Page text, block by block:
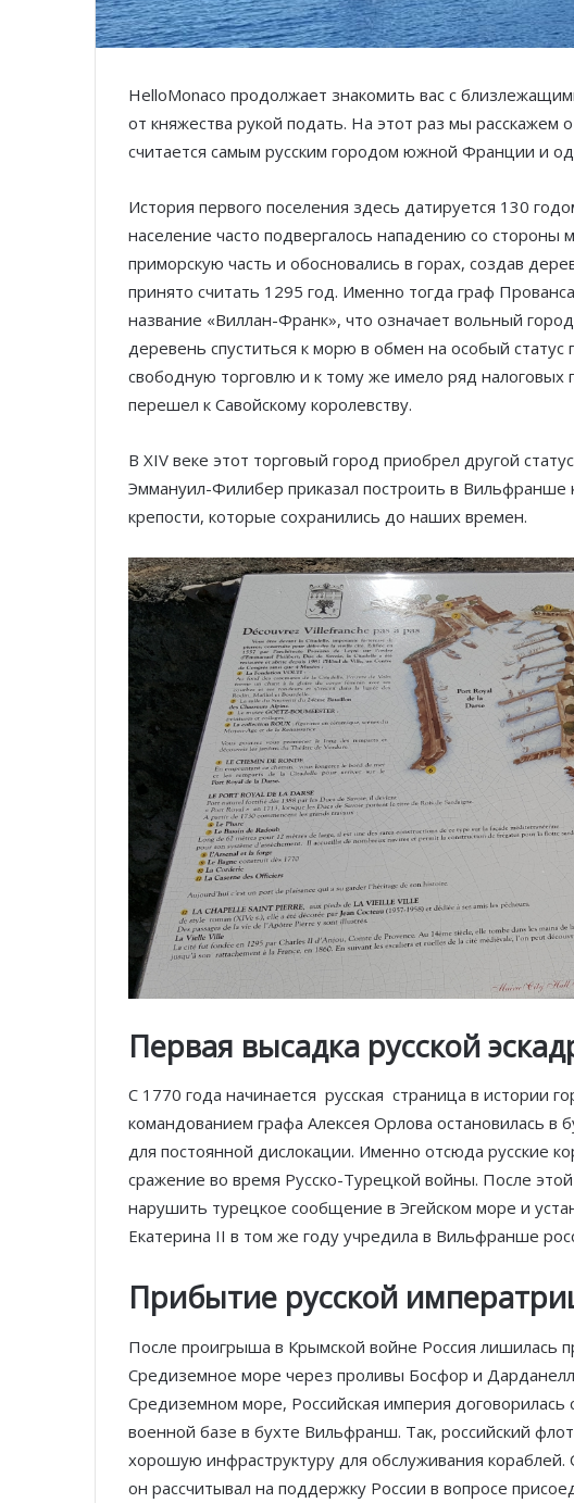
HelloMonaco продолжает знакомить вас с
от княжества рукой подать. На этот раз мы
считается самым русским городом южной Франции и
История первого поселения здесь датируется 130
население часто подвергалось нападению со стороны
приморскую часть и обосновались в горах, создав
принято считать 1295 год. Именно тогда граф
название «Виллан-Франк», что означает вольный
деревень спуститься к морю в обмен на особый статус
свободную торговлю и к тому же имело ряд налоговых
перешел к Савойскому королевству.
В XIV веке этот торговый город приобрел другой
Эммануил-Филибер приказал построить в Вильфранше
крепости, которые сохранились до наших времен.
Первая высадка русской
С 1770 года начинается русская страница в истории
командованием графа Алексея Орлова остановилась
для постоянной дислокации. Именно отсюда русские
сражение во время Русско-Турецкой войны. После
нарушить турецкое сообщение в Эгейском море и
Екатерина II в том же году учредила в Вильфранше
Прибытие русской
После проигрыша в Крымской войне Россия лишилась
Средиземное море через проливы Босфор и
Средиземном море, Российская империя договорилась
военной базе в бухте Вильфранш. Так, российский
хорошую инфраструктуру для обслуживания
он рассчитывал на поддержку России в вопросе